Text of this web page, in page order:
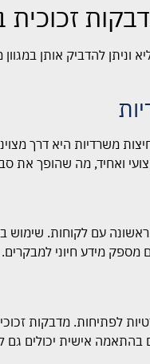
וניתן להדביק אותן
משרדיות היא דרך
ואחיד, מה שהופך את
עם לקוחות. שימוש
מידע חיוני למבקרים.
לפתיחות. מדבקות
בהתאמה אישית יכולים